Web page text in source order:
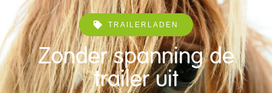
TRAILERLADEN
Zonder spanning de
trailer uit